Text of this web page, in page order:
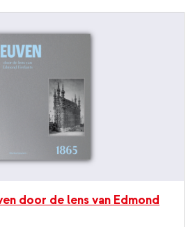
door de lens van Edmond